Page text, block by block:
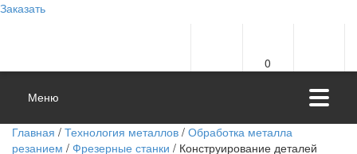
Заказать
0
Меню
Главная / Технология металлов / Обработка металла
резанием / Фрезерные станки / Конструирование деталей